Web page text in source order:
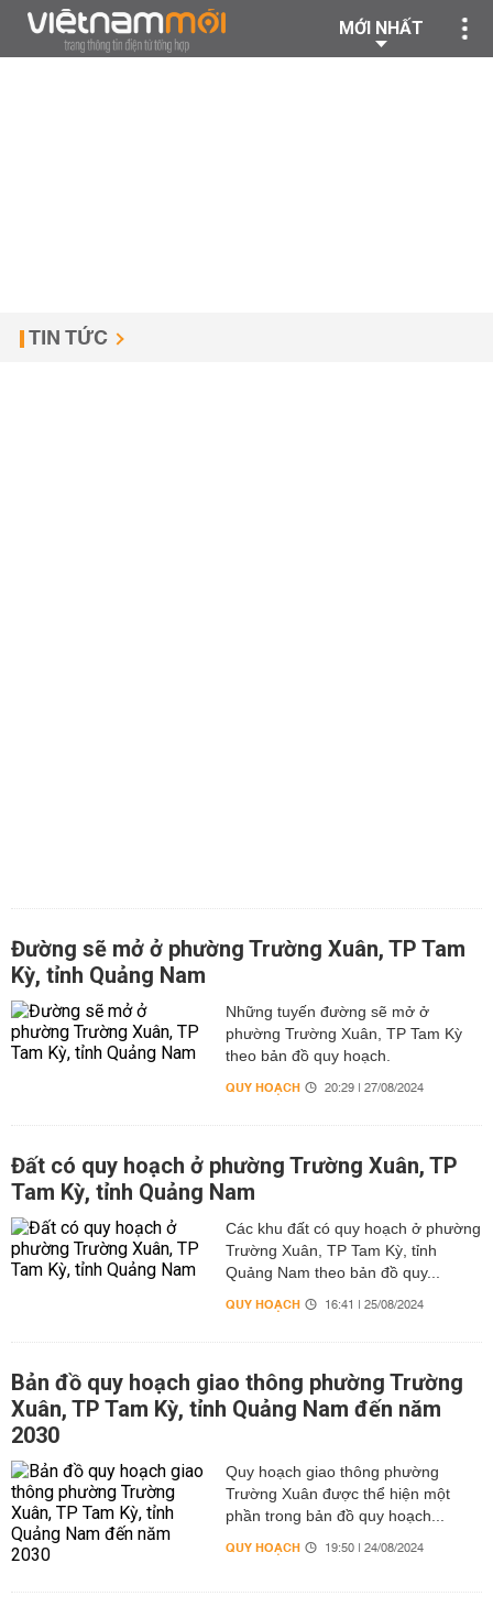
MỚI NHẤT
TIN TỨC
Đường sẽ mở ở phường Trường Xuân, TP Tam
Kỳ, tỉnh Quảng Nam
Những tuyến đường sẽ mở ở
phường Trường Xuân, TP Tam Kỳ
theo bản đồ quy hoạch.
QUY HOẠCH 20:29 | 27/08/2024
Đất có quy hoạch ở phường Trường Xuân, TP
Tam Kỳ, tỉnh Quảng Nam
Các khu đất có quy hoạch ở phường
Trường Xuân, TP Tam Kỳ, tỉnh
Quảng Nam theo bản đồ quy...
QUY HOẠCH 16:41 | 25/08/2024
Bản đồ quy hoạch giao thông phường Trường
Xuân, TP Tam Kỳ, tỉnh Quảng Nam đến năm
2030
Quy hoạch giao thông phường
Trường Xuân được thể hiện một
phần trong bản đồ quy hoạch...
QUY HOẠCH 19:50 | 24/08/2024